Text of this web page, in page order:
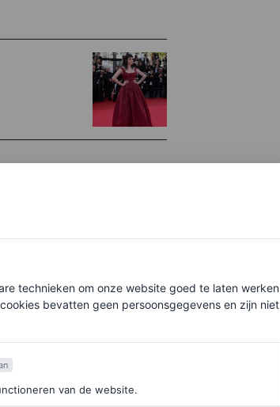
te negeren. Hij
film
belemmerde.
de reacties op het oude
deze tijd van het jaar,
rode lopers, nu de
technieken om onze website goed te laten werken
bevatten geen persoonsgegevens en zijn niet
van de website.